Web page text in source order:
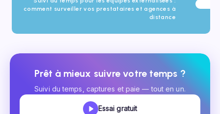
comment surveiller vos prestataires et agences à
distance
Prêt à mieux suivre votre temps ?
Suivi du temps, captures et paie — tout en un.
Essai gratuit